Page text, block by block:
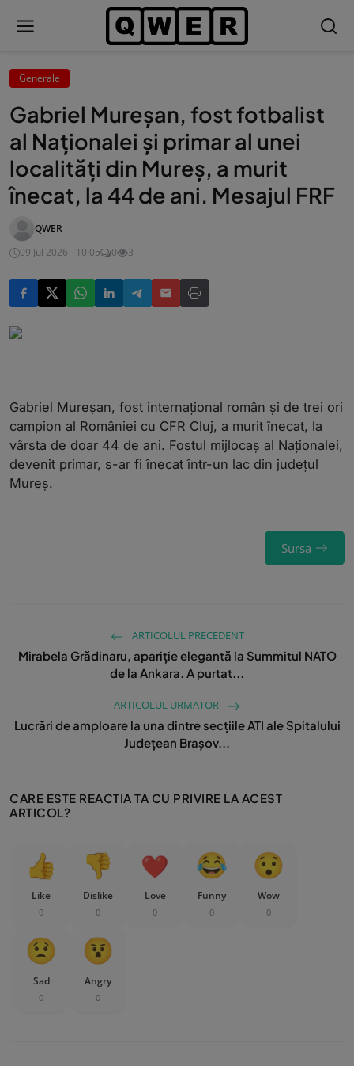
Generale
Gabriel Mureșan, fost fotbalist
al Naționalei și primar al unei
localități din Mureș, a murit
înecat, la 44 de ani. Mesajul FRF
QWER
09 Jul 2026 - 10:05
0 3
Gabriel Mureșan, fost internațional român și de trei ori
campion al României cu CFR Cluj, a murit înecat, la
vârsta de doar 44 de ani. Fostul mijlocaș al Naționalei,
devenit primar, s-ar fi înecat într-un lac din județul
Mureș.
Sursa
ARTICOLUL PRECEDENT
Mirabela Grădinaru, apariție elegantă la Summitul NATO
de la Ankara. A purtat...
ARTICOLUL URMATOR
Lucrări de amploare la una dintre secțiile ATI ale Spitalului
Județean Brașov...
CARE ESTE REACTIA TA CU PRIVIRE LA ACEST
ARTICOL?
Like
0
Dislike
0
Love
0
Funny
0
Wow
0
Sad
0
Angry
0